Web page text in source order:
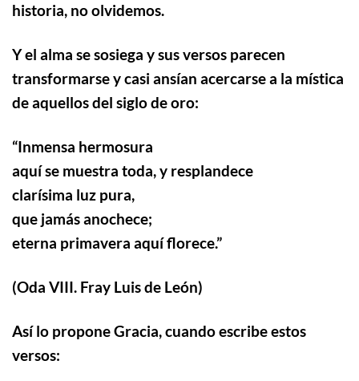
historia, no olvidemos.
Y el alma se sosiega y sus versos parecen
transformarse y casi ansían acercarse a la mística
de aquellos del siglo de oro:
“Inmensa hermosura
aquí se muestra toda, y resplandece
clarísima luz pura,
que jamás anochece;
eterna primavera aquí florece.”
(Oda VIII. Fray Luis de León)
Así lo propone Gracia, cuando escribe estos
versos: